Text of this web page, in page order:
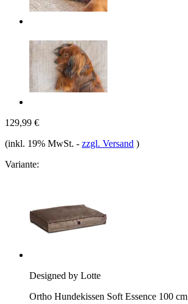
129,99 €
(inkl. 19% MwSt. - zzgl. Versand )
Variante:
Designed by Lotte
Ortho Hundekissen Soft Essence 100 cm